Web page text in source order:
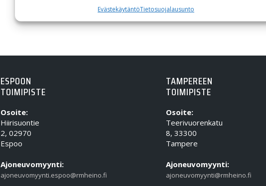
EvästekäytäntöTietosuojalausunto
ESPOON
TOIMIPISTE
Osoite:
Hiirisuontie
2, 02970
Espoo
Ajoneuvomyynti:
ajoneuvomyynti.espoo@rmheino.fi
TAMPEREEN
TOIMIPISTE
Osoite:
Teerivuorenkatu
8, 33300
Tampere
Ajoneuvomyynti:
ajoneuvomyynti@rmheino.fi